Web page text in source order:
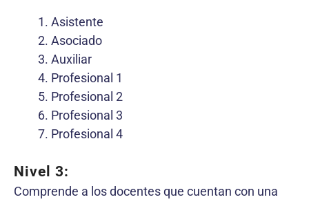
Asistente
Asociado
Auxiliar
Profesional 1
Profesional 2
Profesional 3
Profesional 4
Nivel 3:
Comprende a los docentes que cuentan con una